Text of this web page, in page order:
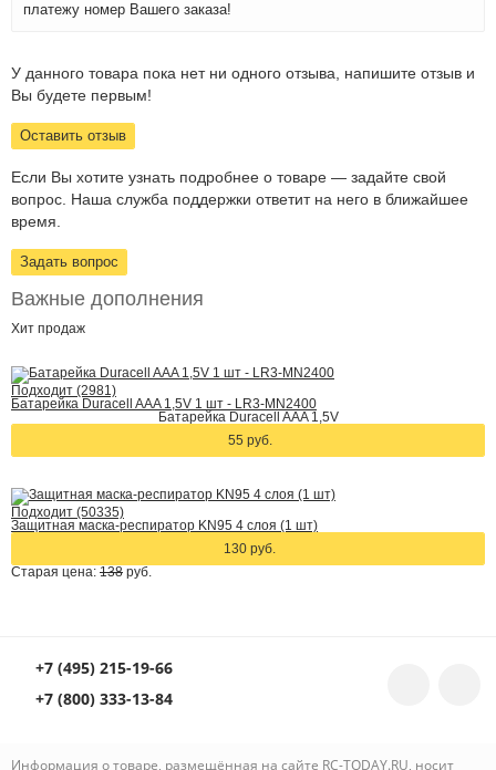
платежу номер Вашего заказа!
У данного товара пока нет ни одного отзыва, напишите отзыв и
Вы будете первым!
Оставить отзыв
Если Вы хотите узнать подробнее о товаре — задайте свой
вопрос. Наша служба поддержки ответит на него в ближайшее
время.
Задать вопрос
Важные дополнения
Хит продаж
Подходит (2981)
Батарейка Duracell AAA 1,5V 1 шт - LR3-MN2400
Батарейка Duracell AAA 1,5V
55 руб.
Подходит (50335)
Защитная маска-респиратор KN95 4 слоя (1 шт)
130 руб.
Старая цена: 138 руб.
+7 (495) 215-19-66
+7 (800) 333-13-84
Информация о товаре, размещённая на сайте RC-TODAY.RU, носит